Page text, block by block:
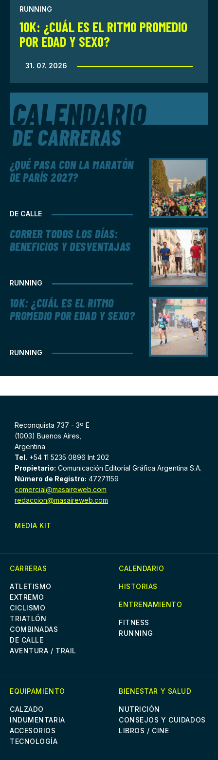
RUNNING
10K: ¿CUÁL ES EL RITMO PROMEDIO
POR EDAD Y SEXO?
31. 07. 2026
CALENDARIO
DE CARRERAS
DE CALLE
¿QUÉ PASA CON LA MARATÓN
DE PARÍS 2027?
RUNNING
CORRER TODOS LOS DÍAS:
BENEFICIOS Y DESVENTAJAS
RUNNING
10K: ¿CUÁL ES EL RITMO
PROMEDIO POR EDAD Y SEXO?
Reconquista 737 - 3º E
(1003) Buenos Aires,
Argentina
Tel. +54 11 5235 0896 Int 202
Propietario: Comunicación Editorial Gráfica Argentina S.A.
Número de Registro: 47271159
comercial@masaireweb.com
redaccion@masaireweb.com
MEDIA KIT
CARRERAS
ATLETISMO
EXTREMO
CICLISMO
TRIATLÓN
COMBINADAS
DE CALLE
AVENTURA / TRAIL
CALENDARIO
HISTORIAS
ENTRENAMIENTO
FITNESS
RUNNING
EQUIPAMIENTO
CALZADO
INDUMENTARIA
ACCESORIOS
TECNOLOGÍA
BIENESTAR Y SALUD
NUTRICIÓN
CONSEJOS Y CUIDADOS
LIBROS / CINE